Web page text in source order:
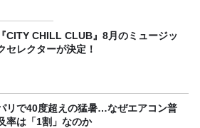
『CITY CHILL CLUB』8月のミュージッ
セレクターが決定！
リで40度超えの猛暑…なぜエアコン普
率は「1割」なのか